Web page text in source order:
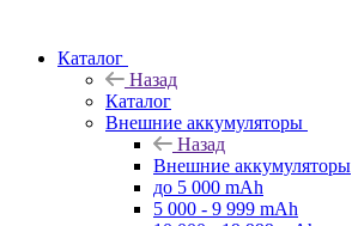
Каталог
Назад
Каталог
Внешние аккумуляторы
Назад
Внешние аккумуляторы
до 5 000 mAh
5 000 - 9 999 mAh